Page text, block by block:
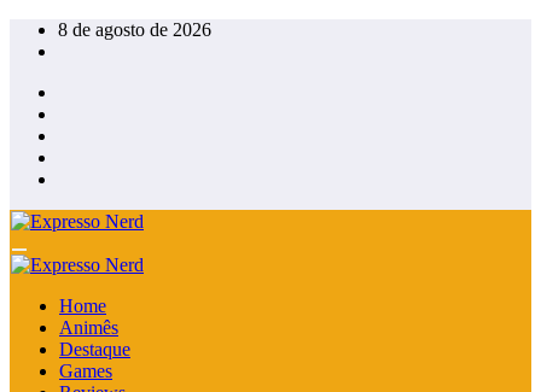
Pular
para
conteúdo
8 de agosto de 2026
Home
Animês
Destaque
Games